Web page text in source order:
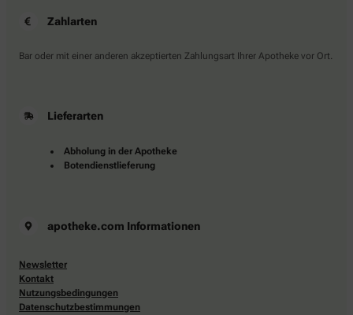
Zahlarten
Bar oder mit einer anderen akzeptierten Zahlungsart Ihrer Apotheke vor Ort.
Lieferarten
Abholung in der Apotheke
Botendienstlieferung
apotheke.com Informationen
Newsletter
Kontakt
Nutzungsbedingungen
Datenschutzbestimmungen